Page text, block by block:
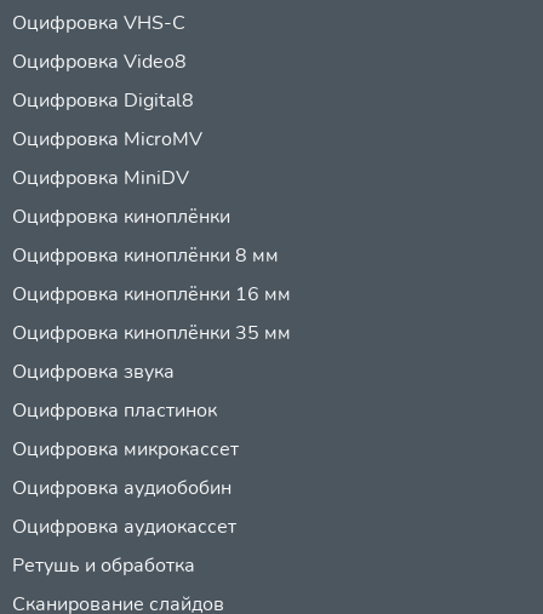
Оцифровка VHS-C
Оцифровка Video8
Оцифровка Digital8
Оцифровка MicroMV
Оцифровка MiniDV
Оцифровка киноплёнки
Оцифровка киноплёнки 8 мм
Оцифровка киноплёнки 16 мм
Оцифровка киноплёнки 35 мм
Оцифровка звука
Оцифровка пластинок
Оцифровка микрокассет
Оцифровка аудиобобин
Оцифровка аудиокассет
Ретушь и обработка
Сканирование слайдов